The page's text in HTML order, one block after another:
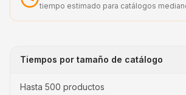
tiempo estimado para catálogos
Tiempos por tamaño de catálogo
Hasta 500 productos